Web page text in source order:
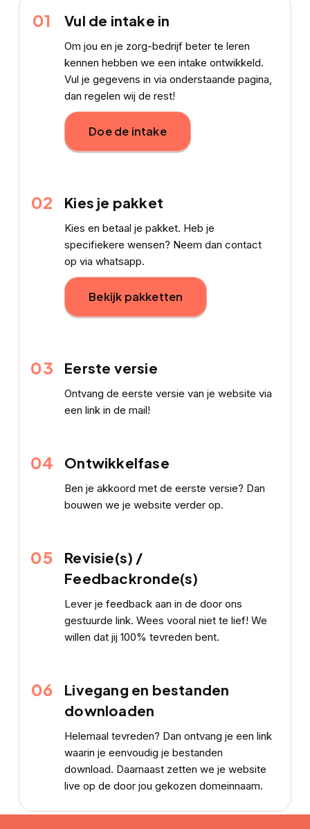
01 Vul de intake in
Om jou en je zorg-bedrijf beter te leren
kennen hebben we een intake ontwikkeld.
Vul je gegevens in via onderstaande pagina,
dan regelen wij de rest!
Doe de intake
02 Kies je pakket
Kies en betaal je pakket. Heb je
specifiekere wensen? Neem dan contact
op via whatsapp.
Bekijk pakketten
03 Eerste versie
Ontvang de eerste versie van je website via
een link in de mail!
04 Ontwikkelfase
Ben je akkoord met de eerste versie? Dan
bouwen we je website verder op.
05
Revisie(s) /
Feedbackronde(s)
Lever je feedback aan in de door ons
gestuurde link. Wees vooral niet te lief! We
willen dat jij 100% tevreden bent.
06
Livegang en bestanden
downloaden
Helemaal tevreden? Dan ontvang je een link
waarin je eenvoudig je bestanden
download. Daarnaast zetten we je website
live op de door jou gekozen domeinnaam.